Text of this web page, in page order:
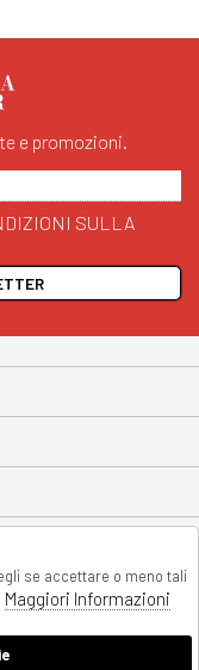
e promozioni.
SULLA
Emanuele 90/A - 80053
se accettare o meno tali
Maggiori Informazioni